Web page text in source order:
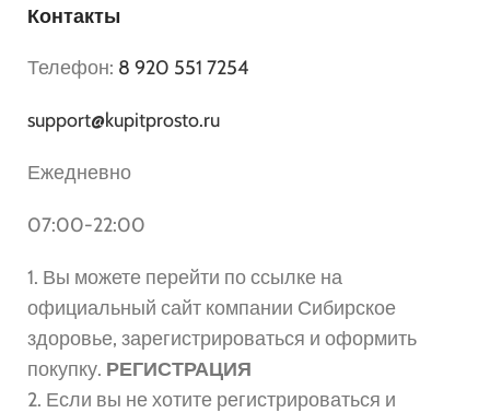
Контакты
Телефон: 8 920 551 7254
support@kupitprosto.ru
Ежедневно
07:00-22:00
1. Вы можете перейти по ссылке на
официальный сайт компании Сибирское
здоровье, зарегистрироваться и оформить
покупку. РЕГИСТРАЦИЯ
2. Если вы не хотите регистрироваться и